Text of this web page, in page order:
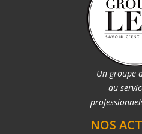
Un groupe
au
NOS